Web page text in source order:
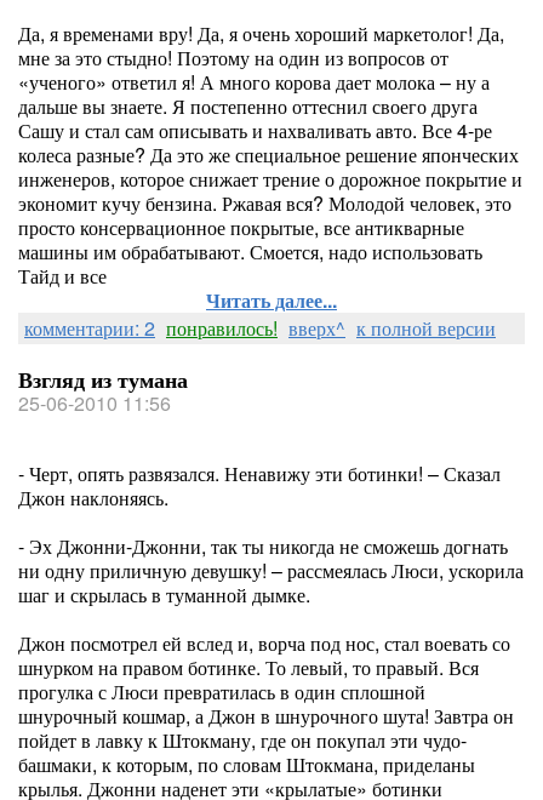
Да, я временами вру! Да, я очень хороший маркетолог! Да,
мне за это стыдно! Поэтому на один из вопросов от
«ученого» ответил я! А много корова дает молока – ну а
дальше вы знаете. Я постепенно оттеснил своего друга
Сашу и стал сам описывать и нахваливать авто. Все 4-ре
колеса разные? Да это же специальное решение японческих
инженеров, которое снижает трение о дорожное покрытие и
экономит кучу бензина. Ржавая вся? Молодой человек, это
просто консервационное покрытые, все антикварные
машины им обрабатывают. Смоется, надо использовать
Тайд и все
Читать далее...
комментарии: 2 понравилось! вверх^ к полной версии
Взгляд из тумана
25-06-2010 11:56
- Черт, опять развязался. Ненавижу эти ботинки! – Сказал
Джон наклоняясь.
- Эх Джонни-Джонни, так ты никогда не сможешь догнать
ни одну приличную девушку! – рассмеялась Люси, ускорила
шаг и скрылась в туманной дымке.
Джон посмотрел ей вслед и, ворча под нос, стал воевать со
шнурком на правом ботинке. То левый, то правый. Вся
прогулка с Люси превратилась в один сплошной
шнурочный кошмар, а Джон в шнурочного шута! Завтра он
пойдет в лавку к Штокману, где он покупал эти чудо-
башмаки, к которым, по словам Штокмана, приделаны
крылья. Джонни наденет эти «крылатые» ботинки